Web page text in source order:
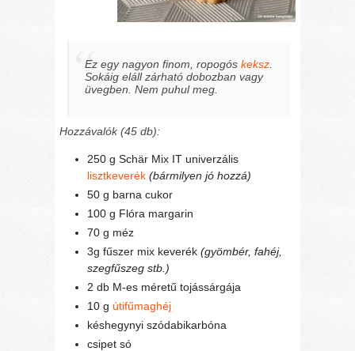
Ez egy nagyon finom, ropogóskeksz
Sokáig eláll zárható dobozban vagy
üvegben. Nem puhul meg.
Hozzávalók (45 db):
250 g Schär Mix IT univerzális
lisztkeverék (bármilyen jó hozzá)
50 g barna cukor
100 g Flóra margarin
70 g méz
3g fűszer mix keverék(gyömbér, fahéj,
szegfűszeg stb.)
2 db M-es méretű tojássárgája
10 g útifűmaghéj
késhegynyi szódabikarbóna
csipet só